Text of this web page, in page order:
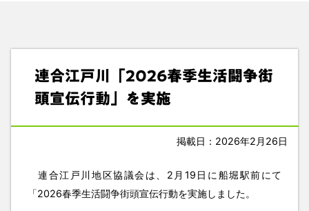
連合江戸川「2026春季生活闘争街
頭宣伝行動」を実施
掲載日：2026年2月26日
連合江戸川地区協議会は、2月19日に船堀駅前にて
「2026春季生活闘争街頭宣伝行動を実施しました。